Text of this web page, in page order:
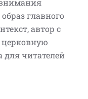
внимания
главного
автор с
для читателей